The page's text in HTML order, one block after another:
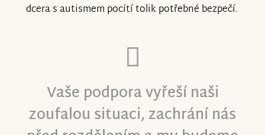
dcera s autismem pocítí tolik potřebné bezpečí.
Vaše podpora vyřeší naši
zoufalou situaci, zachrání nás